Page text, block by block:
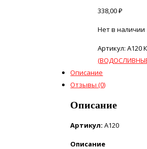
338,00₽
Нет в наличии
Артикул: А120
Описание
Отзывы (0)
Описание
Артикул:A120
Описание